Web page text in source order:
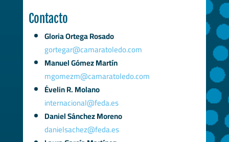
Contacto
Gloria Ortega Rosado
gortegar@camaratoledo.com
Manuel Gómez Martín
mgomezm@camaratoledo.com
Évelin R. Molano
internacional@feda.es
Daniel Sánchez Moreno
danielsachez@feda.es